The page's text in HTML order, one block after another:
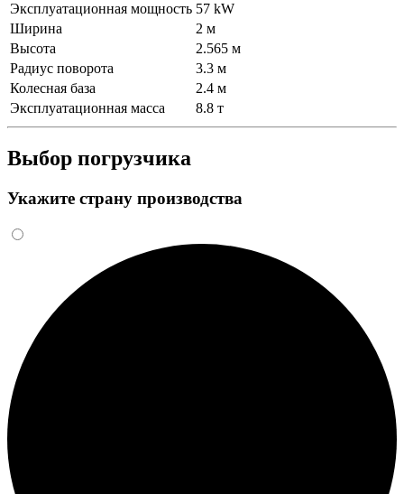
Эксплуатационная мощность 57 kW
Ширина
2 м
Высота
2.565 м
Радиус поворота
3.3 м
Колесная база
2.4 м
Эксплуатационная масса
8.8 т
Выбор погрузчика
Укажите страну производства